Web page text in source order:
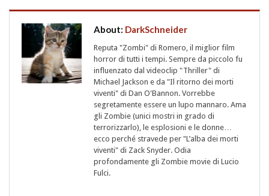
About: DarkSchneider
Reputa "Zombi" di Romero, il miglior film
horror di tutti i tempi. Sempre da piccolo fu
influenzato dal videoclip "Thriller" di
Michael Jackson e da "Il ritorno dei morti
viventi" di Dan O'Bannon. Vorrebbe
segretamente essere un lupo mannaro. Ama
gli Zombie (unici mostri in grado di
terrorizzarlo), le esplosioni e le donne…
ecco perché stravede per "L’alba dei morti
viventi" di Zack Snyder. Odia
profondamente gli Zombie movie di Lucio
Fulci.